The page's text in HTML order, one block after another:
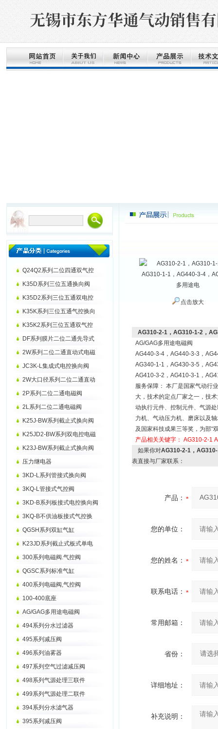
Q24Q2系列二位四通双气控
K35D系列三位五通换向阀
K35D2系列三位五通双电控
K35K系列三位五通气控换向
K35K2系列三位五通双气控
DF系列膜片二位二通先导式
2W系列二位二通直动式电磁
JC3K-L集成式电控换向阀
2W大口径系列二位二通直动
2P系列二位二通电磁阀
2L系列二位二通电磁阀
K25J-BW系列截止式换向阀
K25JD2-BW系列双电控电磁
K23J-BW系列截止式换向阀
压力继电器
3KD-L系列管接式换向阀
3KQ-L管接式气控阀
3KD-B系列板接式电控换向阀
3KQ-B不供油板接式气控换
QGSH系列双缸气缸
K23JD系列截止式板式单电
300系列电磁阀.气控阀
QGSC系列标准气缸
400系列电磁阀,气控阀
100-400底座
AG/GAG多用途电磁阀
494系列分水过滤器
495系列减压阀
496系列油雾器
497系列空气过滤减压阀
498系列气源处理三联件
499系列气源处理二联件
394系列分水滤气器
395系列减压阀
点击放大
AG310-2-1，AG310-1-2，
AG/GAG多用途电磁阀
AG440-3-4，AG440-3-3，
AG340-1-1，AG430-3-5，
AG410-3-2，AG410-3-1，
服务保障： 本厂是国家气动行
大，技术的定点厂家之一，技
动执行元件、控制元件、气源
力机、气动压力机、磨床以及
及国家科技成果三等奖，为部“
产品相关关键字： AG310-2-1
如果你对AG310-2-1，
表直接与厂家联系：
产品：
您的单位：
您的姓名：
联系电话：
常用邮箱：
省份：
详细地址：
补充说明：